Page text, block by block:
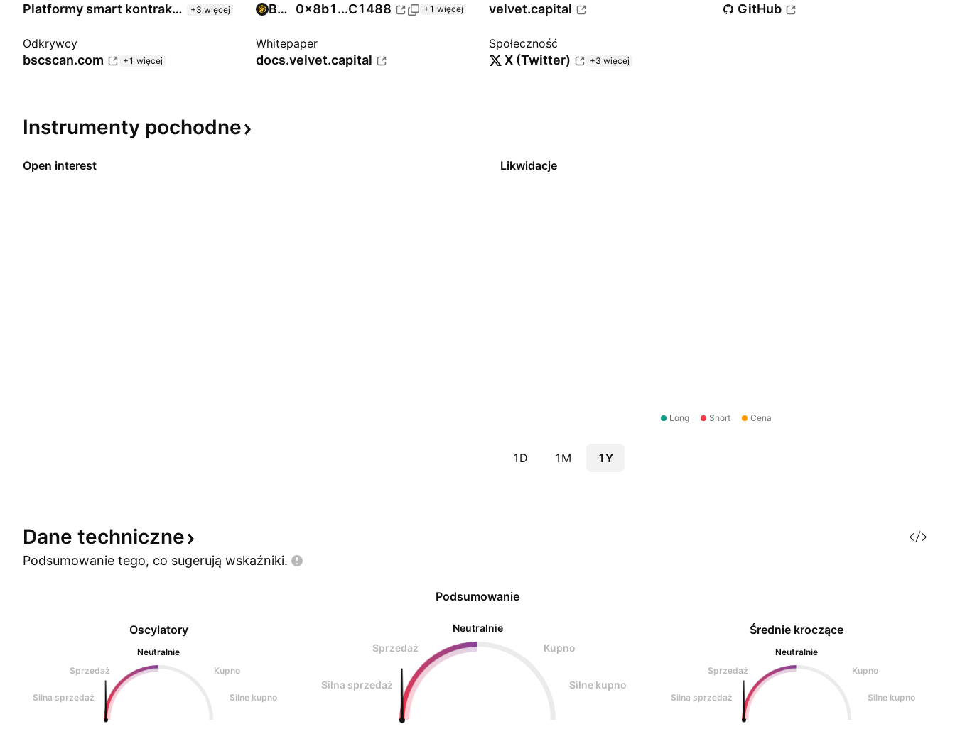
Platformy smart kontraktów +3 więcej BNB Smart Chain (BEP20) 0x8b1...C1488 +1 więcej velvet.capital GitHub
Odkrywcy
bscscan.com +1 więcej
Whitepaper
docs.velvet.capital
Społeczność
X (Twitter) +3 więcej
Instrumenty pochodne
Open interest Likwidacje
Long Short Cena
1D 1M 1Y
Dane techniczne
Podsumowanie tego, co sugerują wskaźniki.
Oscylatory
Neutralnie
Sprzedaż
Kupno
Silna sprzedaż Silne kupno
Podsumowanie
Neutralnie
Sprzedaż
Kupno
Silna sprzedaż Silne kupno
Średnie kroczące
Neutralnie
Sprzedaż
Kupno
Silna sprzedaż Silne kupno